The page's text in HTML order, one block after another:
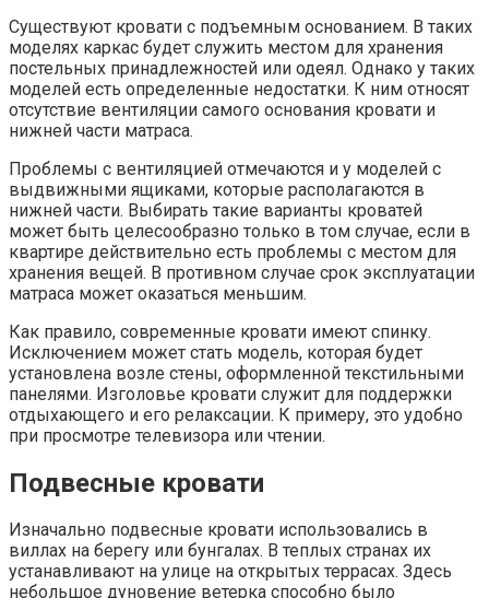
Существуют кровати с подъемным основанием. В таких
моделях каркас будет служить местом для хранения
постельных принадлежностей или одеял. Однако у таких
моделей есть определенные недостатки. К ним относят
отсутствие вентиляции самого основания кровати и
нижней части матраса.
Проблемы с вентиляцией отмечаются и у моделей с
выдвижными ящиками, которые располагаются в
нижней части. Выбирать такие варианты кроватей
может быть целесообразно только в том случае, если в
квартире действительно есть проблемы с местом для
хранения вещей. В противном случае срок эксплуатации
матраса может оказаться меньшим.
Как правило, современные кровати имеют спинку.
Исключением может стать модель, которая будет
установлена возле стены, оформленной текстильными
панелями. Изголовье кровати служит для поддержки
отдыхающего и его релаксации. К примеру, это удобно
при просмотре телевизора или чтении.
Подвесные кровати
Изначально подвесные кровати использовались в
виллах на берегу или бунгалах. В теплых странах их
устанавливают на улице на открытых террасах. Здесь
небольшое дуновение ветерка способно было